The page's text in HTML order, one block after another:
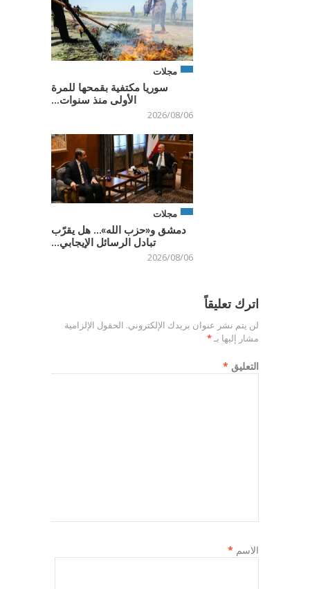
مجلات
سوريا مكتفية بقمحها للمرة
الأولى منذ سنوات...
2026/08/06
مجلات
دمشق و«حزب الله»… هل يقرّب
تبادل الرسائل الإيجابي...
2026/08/06
اترك تعليقاً
لن يتم نشر عنوان بريدك الإلكتروني. الحقول الإلزامية
مشار إليها بـ*
التعليق *
الاسم *